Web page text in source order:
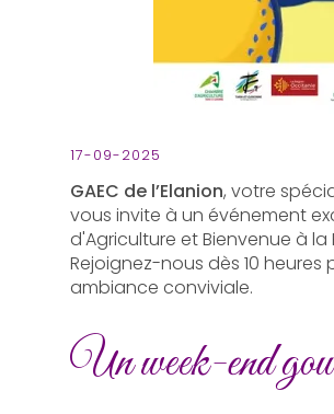
17-09-2025
GAEC de l’Elanion, votre
vous invite à un événement
d'Agriculture et Bienvenue à la
Rejoignez-nous dès 10
ambiance conviviale.
Un week-end